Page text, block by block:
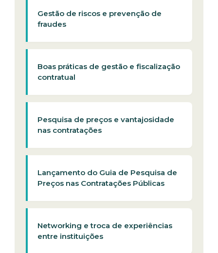
Gestão de riscos e prevenção de
fraudes
Boas práticas de gestão e fiscalização
contratual
Pesquisa de preços e vantajosidade
nas contratações
Lançamento do Guia de Pesquisa de
Preços nas Contratações Públicas
Networking e troca de experiências
entre instituições